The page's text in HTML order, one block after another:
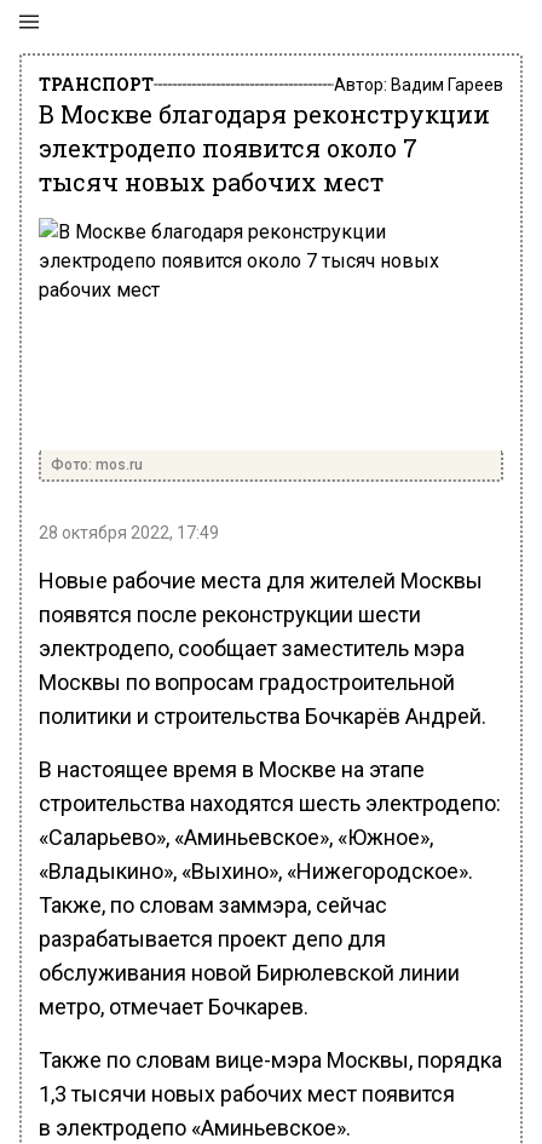
ТРАНСПОРТ Автор: Вадим Гареев
В Москве благодаря реконструкции
электродепо появится около 7
тысяч новых рабочих мест
Фото: mos.ru
28 октября 2022, 17:49
Новые рабочие места для жителей Москвы
появятся после реконструкции шести
электродепо, сообщает заместитель мэра
Москвы по вопросам градостроительной
политики и строительства Бочкарёв Андрей.
В настоящее время в Москве на этапе
строительства находятся шесть электродепо:
«Саларьево», «Аминьевское», «Южное»,
«Владыкино», «Выхино», «Нижегородское».
Также, по словам заммэра, сейчас
разрабатывается проект депо для
обслуживания новой Бирюлевской линии
метро, отмечает Бочкарев.
Также по словам вице-мэра Москвы, порядка
1,3 тысячи новых рабочих мест появится
в электродепо «Аминьевское».